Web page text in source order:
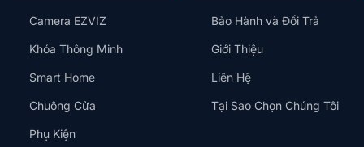
Lợi ích khi sử dụng Aqara Hub E1
Với thiết kế gọn nhẹ và khả năng kết nối mạnh mẽ,
Aqara Hub E1 mang lại những lợi ích thiết thực cho
người dùng:
Camera EZVIZ
Khóa Thông Minh
Smart Home
Chuông Cửa
Phụ Kiện
Bảo Hành và Đổi Trả
Giới Thiệu
Liên Hệ
Tại Sao Chọn Chúng Tôi